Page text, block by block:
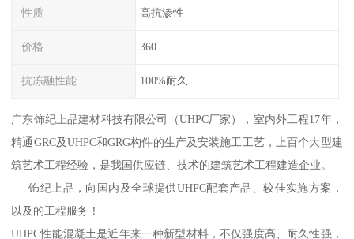
性质 高抗渗性
价格 360
抗冻融性能 100%耐久
广东饰纪上品建材科技有限公司（UHPC厂家），室内外工程17年，
精通GRC及UHPC和GRG构件的生产及安装施工工艺，上百个大型建
筑艺术工程经验，是我国供应链、技术的建筑艺术工程建造企业。
饰纪上品，向国内及全球提供UHPC配套产品、较佳实施方案，
以及的工程服务！
UHPC性能混凝土是近年来一种新型材料，不仅强度高、耐久性强，